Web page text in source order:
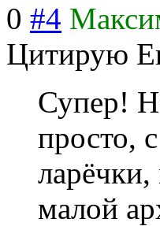
0 #4
Цитирую
Супер!
просто,
малой